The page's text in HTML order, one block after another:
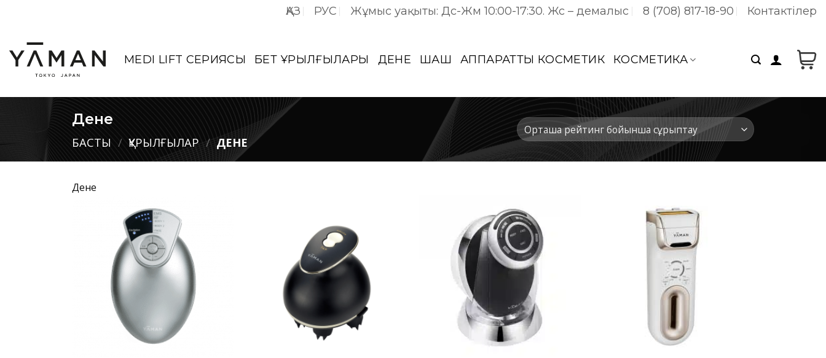
ҚАЗ РУС Жұмыс уақыты: Дс-Жм 10:00-17:30. Жс – демалыс 8 (708) 817-18-90 Контактілер
MEDI LIFT СЕРИЯСЫ БЕТ ҚҰРЫЛҒЫЛАРЫ ДЕНЕ ШАШ АППАРАТТЫҚ КОСМЕТИК КОСМЕТИКА
Дене
БАСТЫ / ҚҰРЫЛҒЫЛАР / ДЕНЕ
Дене